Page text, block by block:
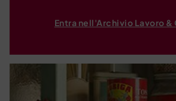
Entra nell'Archivio Lavoro &